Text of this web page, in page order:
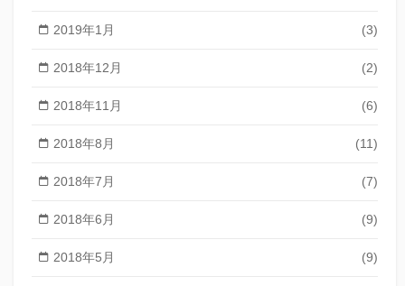
2019年1月 (3)
2018年12月 (2)
2018年11月 (6)
2018年8月 (11)
2018年7月 (7)
2018年6月 (9)
2018年5月 (9)